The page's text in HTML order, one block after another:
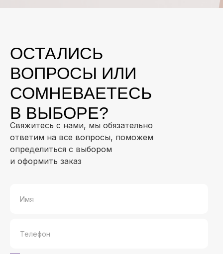
Свяжитесь с нами, мы обязательно
ответим на все вопросы, поможем
определиться с выбором
и оформить заказ
ОСТАЛИСЬ
ВОПРОСЫ ИЛИ
СОМНЕВАЕТЕСЬ
В ВЫБОРЕ?